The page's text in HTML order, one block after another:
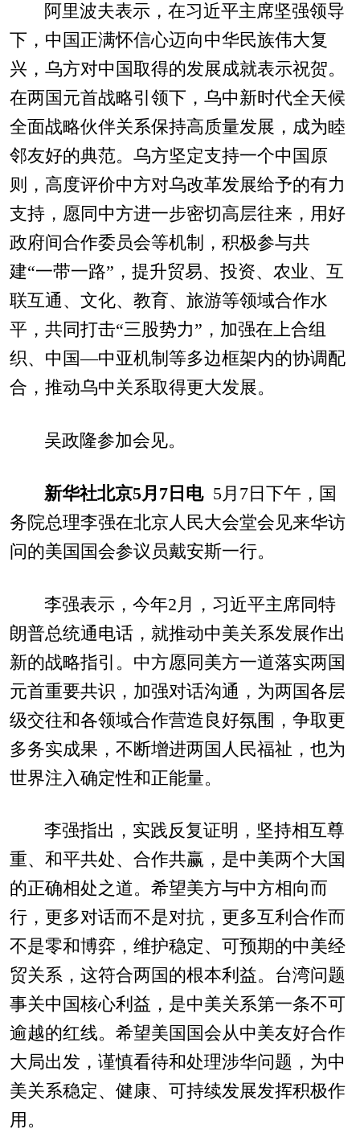
阿里波夫表示，在习近平主席坚强领导
下，中国正满怀信心迈向中华民族伟大复
兴，乌方对中国取得的发展成就表示祝贺。
在两国元首战略引领下，乌中新时代全天候
全面战略伙伴关系保持高质量发展，成为睦
邻友好的典范。乌方坚定支持一个中国原
则，高度评价中方对乌改革发展给予的有力
支持，愿同中方进一步密切高层往来，用好
政府间合作委员会等机制，积极参与共
建“一带一路”，提升贸易、投资、农业、互
联互通、文化、教育、旅游等领域合作水
平，共同打击“三股势力”，加强在上合组
织、中国—中亚机制等多边框架内的协调配
合，推动乌中关系取得更大发展。
吴政隆参加会见。
新华社北京5月7日电5月7日下午，国
务院总理李强在北京人民大会堂会见来华访
问的美国国会参议员戴安斯一行。
李强表示，今年2月，习近平主席同特
朗普总统通电话，就推动中美关系发展作出
新的战略指引。中方愿同美方一道落实两国
元首重要共识，加强对话沟通，为两国各层
级交往和各领域合作营造良好氛围，争取更
多务实成果，不断增进两国人民福祉，也为
世界注入确定性和正能量。
李强指出，实践反复证明，坚持相互尊
重、和平共处、合作共赢，是中美两个大国
的正确相处之道。希望美方与中方相向而
行，更多对话而不是对抗，更多互利合作而
不是零和博弈，维护稳定、可预期的中美经
贸关系，这符合两国的根本利益。台湾问题
事关中国核心利益，是中美关系第一条不可
逾越的红线。希望美国国会从中美友好合作
大局出发，谨慎看待和处理涉华问题，为中
美关系稳定、健康、可持续发展发挥积极作
用。